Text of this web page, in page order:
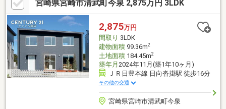
宮崎県宮崎市清武町今泉 2,875万円 3LDK
2,875万円
間取り 3LDK
建物面積99.36m2
土地面積184.45m2
築年月 2024年11月(築1年10ヶ月)
ＪＲ日豊本線 日向沓掛駅 徒歩16分
その他の交通
宮崎県宮崎市清武町今泉